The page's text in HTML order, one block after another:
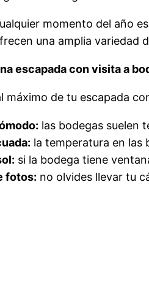
momento del año
una amplia variedad
escapada con visita a
máximo de tu escapada
las bodegas suelen
la temperatura en las
si la bodega tiene
fotos: no olvides llevar tu